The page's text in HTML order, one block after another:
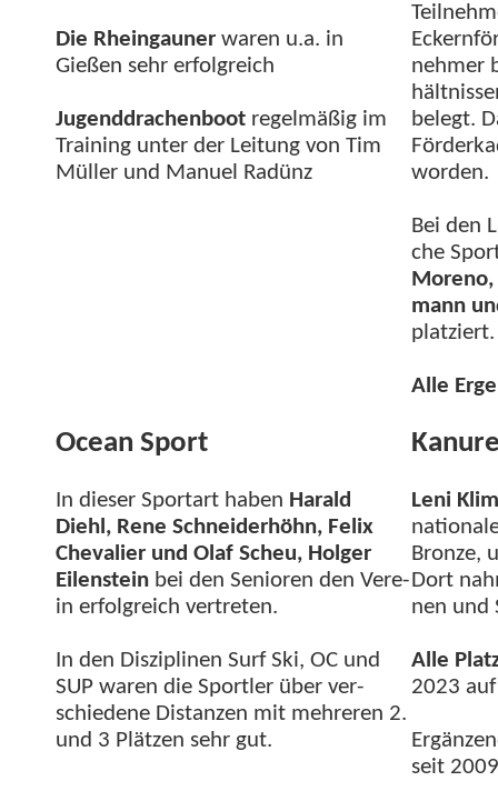
Die Rhein­gauner waren u.a. in
Gießen sehr erfolgreich
Jugend­drachen­boot regelmäßig im
Train­ing unter der Leitung von Tim
Müller und Manuel Radünz
nehmer
belegt.
worden.
Bei den
che
mann
platziert.
Alle
Ocean Sport
In dieser Sportart haben Har­ald
Diehl, Rene Schnei­der­höhn, Felix
Cheva­lier und Olaf Scheu, Hol­ger
Eilen­stein bei den Senioren den Vere­
in erfol­gre­ich vertreten.
In den Diszi­plinen Surf Ski, OC und
SUP waren die Sportler über ver­
schiedene Dis­tanzen mit mehreren 2.
und 3 Plätzen sehr gut.
Leni
Bronze,
Dort
nen und
Alle
2023
seit 2009